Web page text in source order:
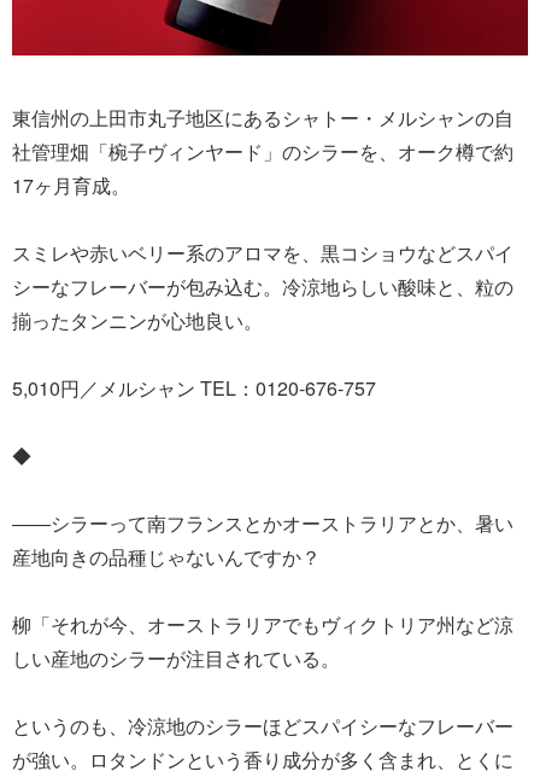
東信州の上田市丸子地区にあるシャトー・メルシャンの自
社管理畑「椀子ヴィンヤード」のシラーを、オーク樽で約
17ヶ月育成。
スミレや赤いベリー系のアロマを、黒コショウなどスパイ
シーなフレーバーが包み込む。冷涼地らしい酸味と、粒の
揃ったタンニンが心地良い。
5,010円／メルシャン TEL：0120-676-757
◆
――シラーって南フランスとかオーストラリアとか、暑い
産地向きの品種じゃないんですか？
柳「それが今、オーストラリアでもヴィクトリア州など涼
しい産地のシラーが注目されている。
というのも、冷涼地のシラーほどスパイシーなフレーバー
が強い。ロタンドンという香り成分が多く含まれ、とくに